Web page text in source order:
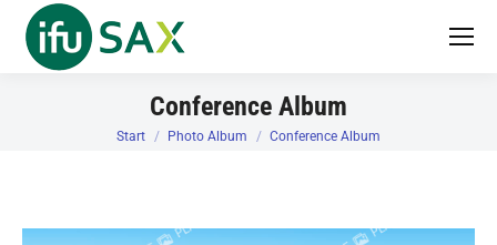
Conference Album
Sie befinden sich hier:
Start Photo Album Conference Album